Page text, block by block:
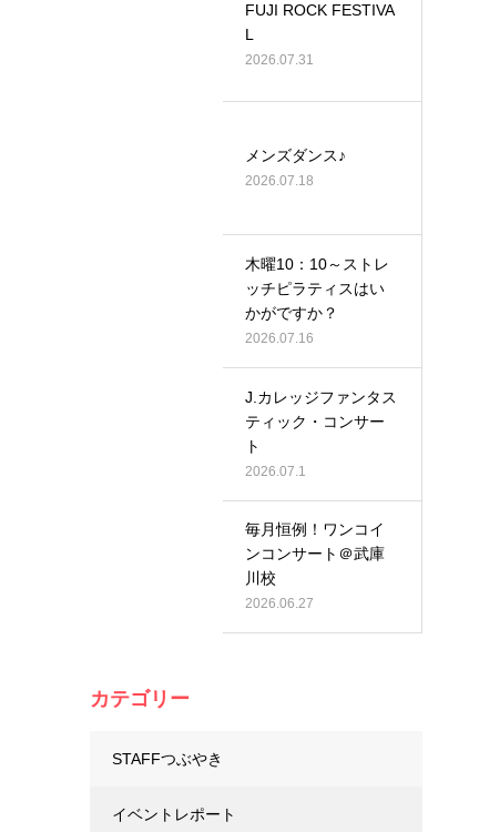
FUJI ROCK FESTIVA
L
2026.07.31
メンズダンス♪
2026.07.18
木曜10：10～ストレ
ッチピラティスはい
かがですか？
2026.07.16
J.カレッジファンタス
ティック・コンサー
ト
2026.07.1
毎月恒例！ワンコイ
ンコンサート＠武庫
川校
2026.06.27
カテゴリー
STAFFつぶやき
イベントレポート